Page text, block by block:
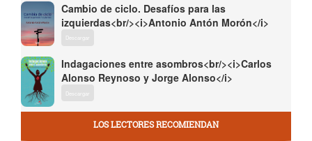
Cambio de ciclo. Desafíos para las
izquierdas<br/><i>Antonio Antón Morón</i>
Descargar
Indagaciones entre asombros<br/><i>Carlos
Alonso Reynoso y Jorge Alonso</i>
Descargar
LOS LECTORES RECOMIENDAN